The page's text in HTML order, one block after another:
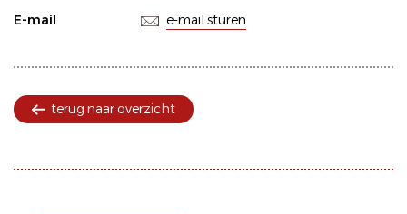
E-mail
e-mail sturen
terug naar overzicht